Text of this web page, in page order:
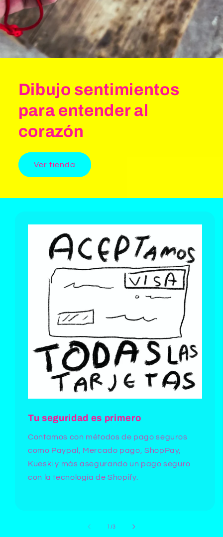
Dibujo sentimientos
para entender al
corazón
Ver tienda
Tu seguridad es primero
Contamos con métodos de pago seguros
como Paypal, Mercado pago, ShopPay,
Kueski y más asegurando un pago seguro
con la tecnología de Shopify.
1 /de
3